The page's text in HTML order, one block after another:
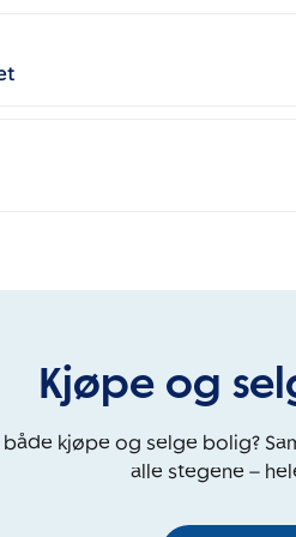
Kjøpe og
både kjøpe og selge bolig?
alle stegene –